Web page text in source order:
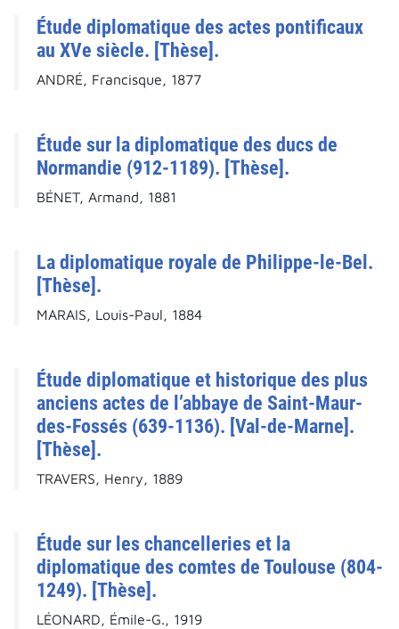
Étude diplomatique des actes pontificaux
au XVe siècle. [Thèse].
ANDRÉ, Francisque, 1877
Étude sur la diplomatique des ducs de
Normandie (912-1189). [Thèse].
BÉNET, Armand, 1881
La diplomatique royale de Philippe-le-Bel.
[Thèse].
MARAIS, Louis-Paul, 1884
Étude diplomatique et historique des plus
anciens actes de l’abbaye de Saint-Maur-
des-Fossés (639-1136). [Val-de-Marne].
[Thèse].
TRAVERS, Henry, 1889
Étude sur les chancelleries et la
diplomatique des comtes de Toulouse (804-
1249). [Thèse].
LÉONARD, Émile-G., 1919